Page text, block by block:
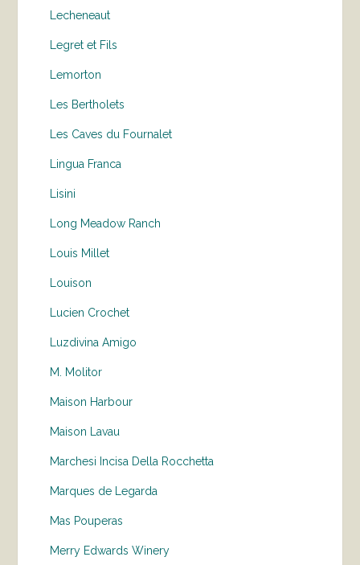
Lecheneaut
Legret et Fils
Lemorton
Les Bertholets
Les Caves du Fournalet
Lingua Franca
Lisini
Long Meadow Ranch
Louis Millet
Louison
Lucien Crochet
Luzdivina Amigo
M. Molitor
Maison Harbour
Maison Lavau
Marchesi Incisa Della Rocchetta
Marques de Legarda
Mas Pouperas
Merry Edwards Winery